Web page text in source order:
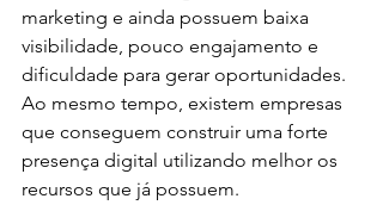
marketing e ainda possuem baixa
visibilidade, pouco engajamento e
dificuldade para gerar oportunidades.
Ao mesmo tempo, existem empresas
que conseguem construir uma forte
presença digital utilizando melhor os
recursos que já possuem.